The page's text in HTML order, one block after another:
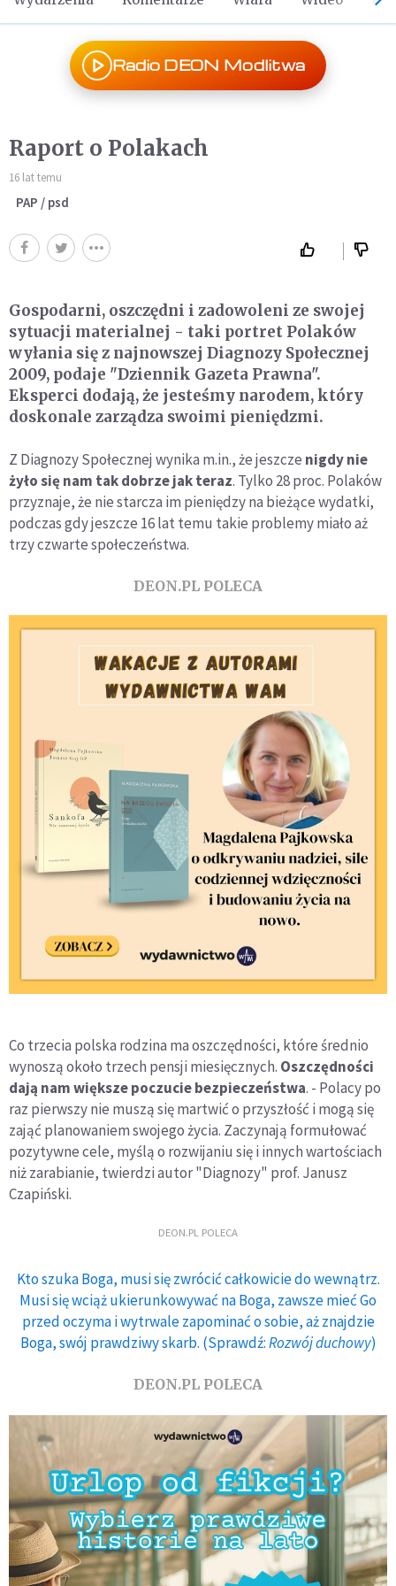
Radio DEON Modlitwa
Raport o Polakach
16 lat temu
PAP / psd
Gospodarni, oszczędni i zadowoleni ze swojej
sytuacji materialnej - taki portret Polaków
wyłania się z najnowszej Diagnozy Społecznej
2009, podaje "Dziennik Gazeta Prawna".
Eksperci dodają, że jesteśmy narodem, który
doskonale zarządza swoimi pieniędzmi.
Z Diagnozy Społecznej wynika m.in., że jeszcze nigdy nie
żyło się nam tak dobrze jak teraz. Tylko 28 proc. Polaków
przyznaje, że nie starcza im pieniędzy na bieżące wydatki,
podczas gdy jeszcze 16 lat temu takie problemy miało aż
trzy czwarte społeczeństwa.
DEON.PL POLECA
Co trzecia polska rodzina ma oszczędności, które średnio
wynoszą około trzech pensji miesięcznych. Oszczędności
dają nam większe poczucie bezpieczeństwa. - Polacy po
raz pierwszy nie muszą się martwić o przyszłość i mogą się
zająć planowaniem swojego życia. Zaczynają formułować
pozytywne cele, myślą o rozwijaniu się i innych wartościach
niż zarabianie, twierdzi autor "Diagnozy" prof. Janusz
Czapiński.
DEON.PL POLECA
Kto szuka Boga, musi się zwrócić całkowicie do wewnątrz.
Musi się wciąż ukierunkowywać na Boga, zawsze mieć Go
przed oczyma i wytrwale zapominać o sobie, aż znajdzie
Boga, swój prawdziwy skarb. (Sprawdź:Rozwój duchowy)
DEON.PL POLECA